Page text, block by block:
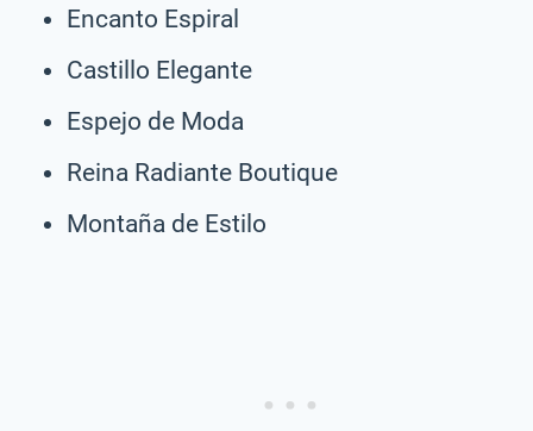
Encanto Espiral
Castillo Elegante
Espejo de Moda
Reina Radiante Boutique
Montaña de Estilo